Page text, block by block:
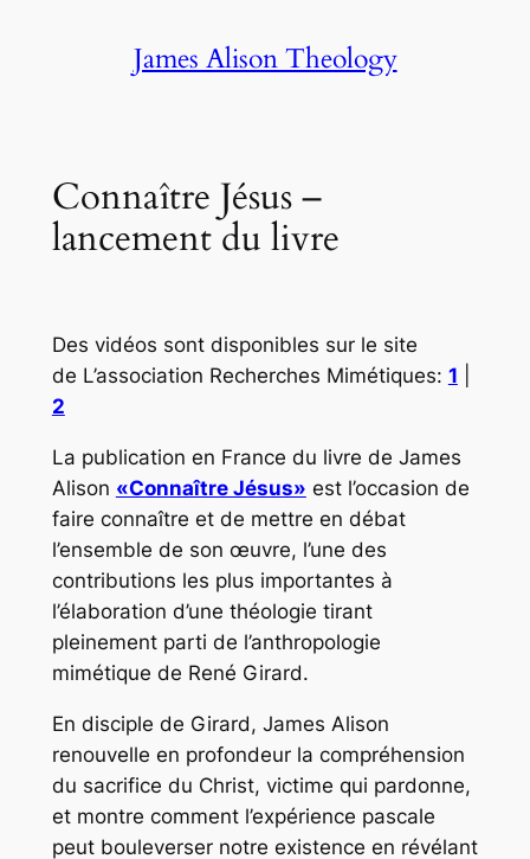
James Alison Theology
Connaître Jésus –
lancement du livre
Des vidéos sont disponibles sur le site
de L’association Recherches Mimétiques: 1
2
La publication en France du livre de James
Alison «Connaître Jésus» est l’occasion de
faire connaître et de mettre en débat
l’ensemble de son œuvre, l’une des
contributions les plus importantes à
l’élaboration d’une théologie tirant
pleinement parti de l’anthropologie
mimétique de René Girard.
En disciple de Girard, James Alison
renouvelle en profondeur la compréhension
du sacrifice du Christ, victime qui pardonne,
et montre comment l’expérience pascale
peut bouleverser notre existence en révélant